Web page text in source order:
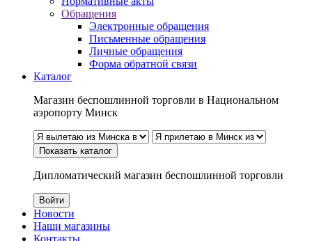
Обращения
Электронные обращения
Письменные обращения
Личные обращения
Форма обратной связи
Каталог
Магазин беспошлинной торговли в Национальном
аэропорту Минск
Показать каталог
Дипломатический магазин беспошлинной торговли
Войти
Новости
Наши магазины
Контакты